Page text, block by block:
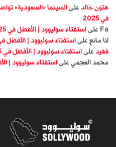
هتون خالد على السينما «السعودية»
في 2025
Fa على استفتاء سوليوود | الأفضل في 2025
انا مانع على استفتاء سوليوود | الأفضل في
فهيد على استفتاء سوليوود | الأفضل في 2025
محمد العجمي على استفتاء سوليوود |